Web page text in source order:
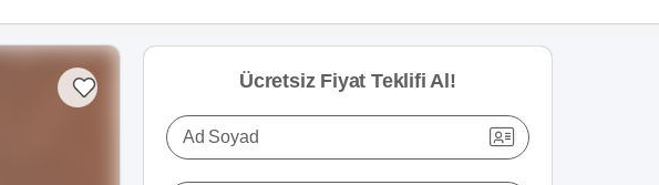
Ücretsiz Fiyat Teklifi Al!
Ad Soyad